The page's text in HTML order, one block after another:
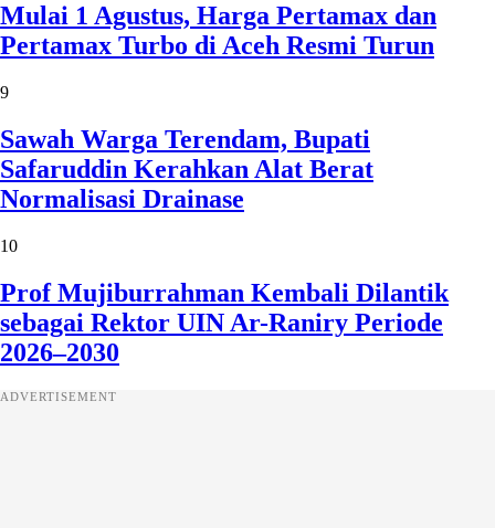
Mulai 1 Agustus, Harga Pertamax dan
Pertamax Turbo di Aceh Resmi Turun
9
Sawah Warga Terendam, Bupati
Safaruddin Kerahkan Alat Berat
Normalisasi Drainase
10
Prof Mujiburrahman Kembali Dilantik
sebagai Rektor UIN Ar-Raniry Periode
2026–2030
ADVERTISEMENT